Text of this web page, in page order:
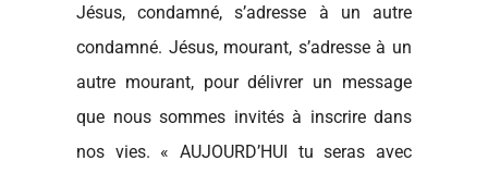
Jésus, condamné, s’adresse à un autre
condamné. Jésus, mourant, s’adresse à un
autre mourant, pour délivrer un message
que nous sommes invités à inscrire dans
nos vies. « AUJOURD’HUI tu seras avec